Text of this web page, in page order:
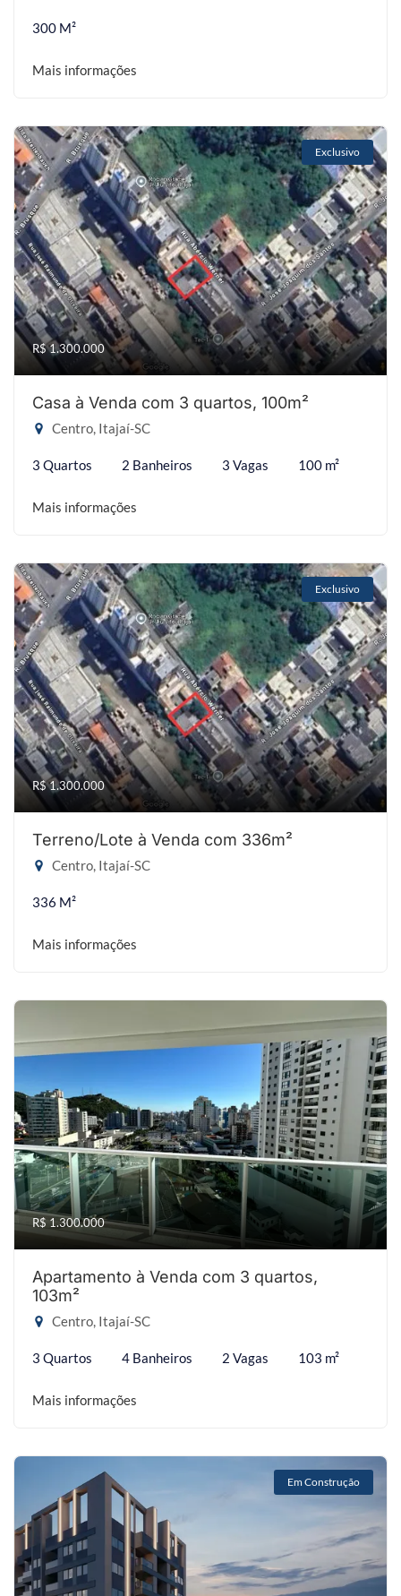
300 M²
Mais informações
Exclusivo
R$ 1.300.000
Casa à Venda com 3 quartos, 100m²
Centro, Itajaí-SC
3 Quartos 2 Banheiros 3 Vagas 100 m²
Mais informações
Exclusivo
R$ 1.300.000
Terreno/Lote à Venda com 336m²
Centro, Itajaí-SC
336 M²
Mais informações
R$ 1.300.000
Apartamento à Venda com 3 quartos,
103m²
Centro, Itajaí-SC
3 Quartos 4 Banheiros 2 Vagas 103 m²
Mais informações
Em Construção